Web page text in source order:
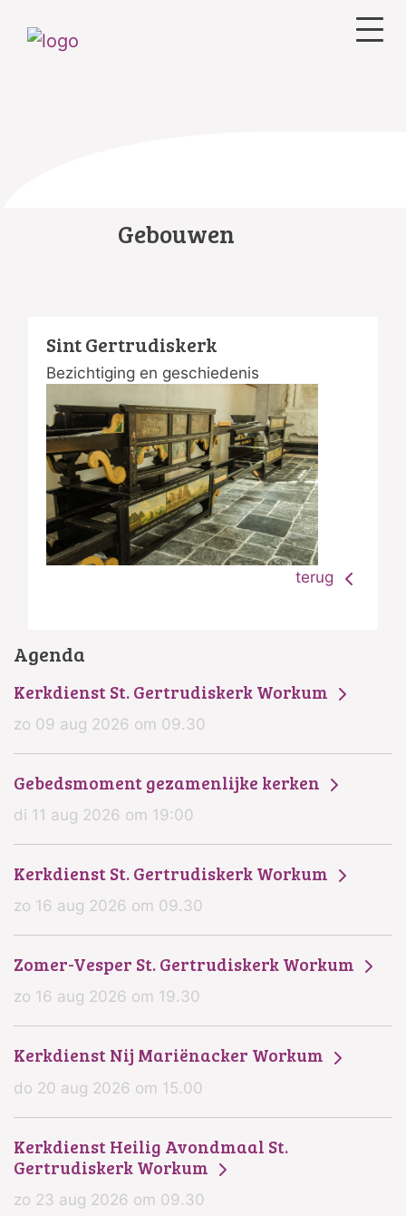
Gebouwen
Sint Gertrudiskerk
Bezichtiging en geschiedenis
terug
Agenda
Kerkdienst St. Gertrudiskerk Workum
zo 09 aug 2026 om 09.30
Gebedsmoment gezamenlijke kerken
di 11 aug 2026 om 19:00
Kerkdienst St. Gertrudiskerk Workum
zo 16 aug 2026 om 09.30
Zomer-Vesper St. Gertrudiskerk Workum
zo 16 aug 2026 om 19.30
Kerkdienst Nij Mariënacker Workum
do 20 aug 2026 om 15.00
Kerkdienst Heilig Avondmaal St.
Gertrudiskerk Workum
zo 23 aug 2026 om 09.30